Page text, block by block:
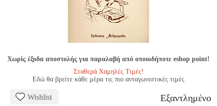
Χωρίς έξοδα αποστολής για παραλαβή από οποιοδήποτε eshop point!
Σταθερά Χαμηλές Τιμές!
Εδώ θα βρείτε κάθε μέρα τις πιο ανταγωνιστικές τιμές
Wishlist Εξαντλημένο